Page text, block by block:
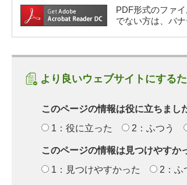
PDF形式のファ
でない方は、バ
より良いウェブサイトにする
このページの情報は役に立ちまし
1：役に立った
2：ふつう
このページの情報は見つけやすか
1：見つけやすかった
2：ふ